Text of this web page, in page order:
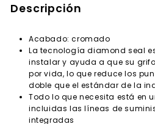
Descripción
Acabado: cromado
La tecnología diamond seal
instalar y ayuda a que su
por vida, lo que reduce los
doble que el estándar de la
Todo lo que necesita está en
incluidas las líneas de
integradas